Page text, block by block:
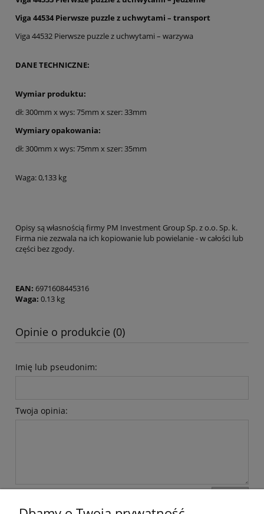
Viga 44534 Pierwsze puzzle z uchwytami – transport
Viga 44532 Pierwsze puzzle z uchwytami – warzywa
DANE TECHNICZNE:
Wymiar produktu:
dł: 300mm x wys: 75mm x szer: 33mm
Wymiary opakowania:
dł: 300mm x wys: 75mm x szer: 35mm
Waga: 0,133 kg
Opisy są własnością firmy PM Investment Group Sp. z o.o. Sp. k.
Firma nie zezwala na ich kopiowanie lub powielanie - w całości lub
części bez zgody.
EAN: 6971608445316
Waga: 0.13 kg
Opinie o produkcie (0)
Imię lub pseudonim:
Twoja opinia: